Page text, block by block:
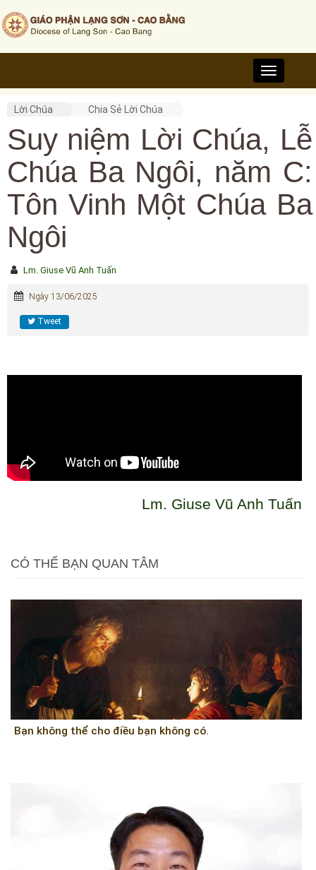
Toggle
navigation
Lời Chúa Chia Sẻ Lời Chúa
Suy niệm Lời Chúa, Lễ
Chúa Ba Ngôi, năm C:
Tôn Vinh Một Chúa Ba
Ngôi
Lm. Giuse Vũ Anh Tuấn
Ngày 13/06/2025
Tweet
Lm. Giuse Vũ Anh Tuấn
CÓ THỂ BẠN QUAN TÂM
Bạn không thể cho điều bạn không có.